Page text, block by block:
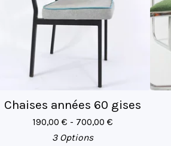
Chaises années 60 gises
190,00 € - 700,00 €
3 Options